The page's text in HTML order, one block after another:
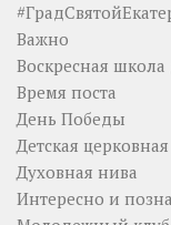
Важно
Воскресная
Время поста
День Победы
Детская
Духовная нива
Интересно и